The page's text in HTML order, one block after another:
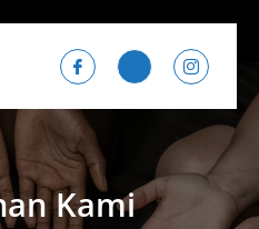
Kami